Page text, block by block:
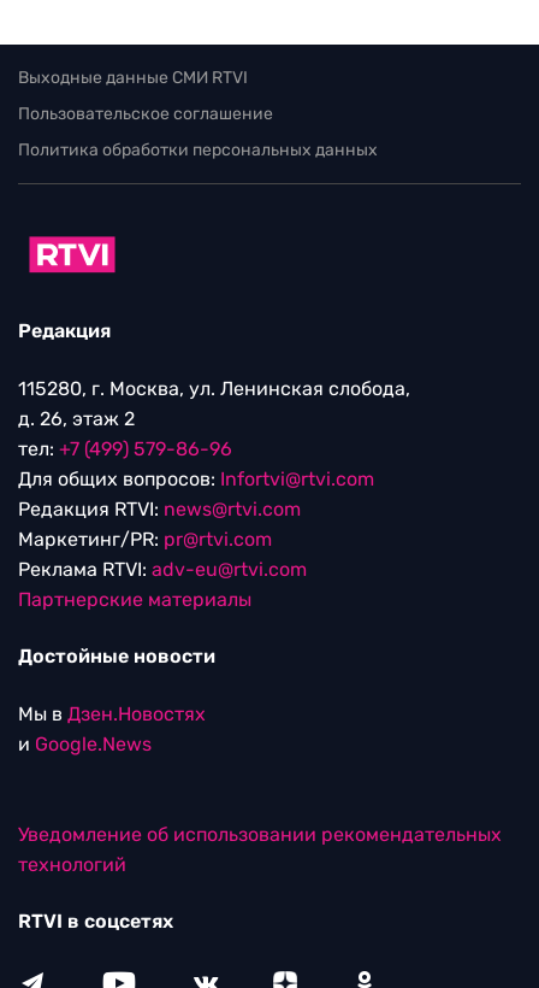
Выходные данные СМИ RTVI
Пользовательское соглашение
Политика обработки персональных данных
Редакция
115280, г. Москва, ул. Ленинская слобода,
д. 26, этаж 2
тел: +7 (499) 579-86-96
Для общих вопросов: Infortvi@rtvi.com
Редакция RTVI: news@rtvi.com
Маркетинг/PR: pr@rtvi.com
Реклама RTVI: adv-eu@rtvi.com
Партнерские материалы
Достойные новости
Мы в Дзен.Новостях
и Google.News
Уведомление об использовании рекомендательных
технологий
RTVI в соцсетях